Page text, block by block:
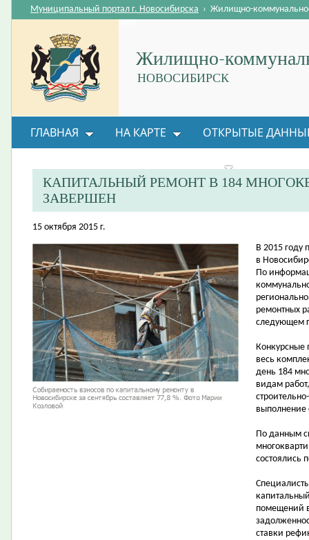
Жилищно-
НОВОСИБИРСК
Муниципальный портал г. Новосибирска › Жилищно-
ГЛАВНАЯ НА КАРТЕ ОТКРЫТЫЕ
ВОПРОС-ОТВЕТ ОРГАНИЗАЦИИ
КАПИТАЛЬНЫЙ РЕМОНТ В 184
ЗАВЕРШЕН
15 октября 2015 г.
​В 2015 году
в
По
ремонтных
следующем
Конкурсные
весь
день 184
видам
выполнение
По данным
состоялись
помещений
ставки